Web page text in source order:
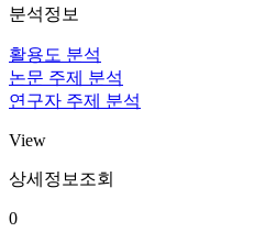
분석정보
활용도 분석
논문 주제 분석
연구자 주제 분석
View
상세정보조회
0